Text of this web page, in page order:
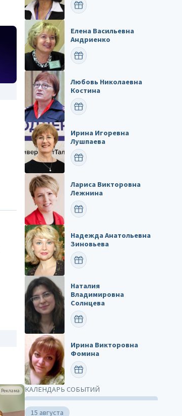
Реклама
ПОЗДРАВИТЬ
Елена Васильевна
Андриенко
ПОЗДРАВИТЬ
Любовь Николаевна
Костина
ПОЗДРАВИТЬ
Ирина Игоревна
Лушпаева
ПОЗДРАВИТЬ
Лариса Викторовна
Лежнина
ПОЗДРАВИТЬ
Надежда Анатольевна
Зиновьева
ПОЗДРАВИТЬ
Наталия
Владимировна
Солнцева
ПОЗДРАВИТЬ
Ирина Викторовна
Фомина
ПОЗДРАВИТЬ
КАЛЕНДАРЬ СОБЫТИЙ
15 августа